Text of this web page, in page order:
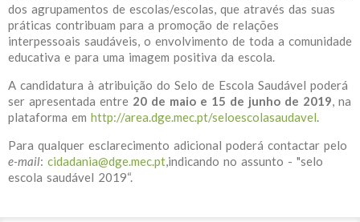
dos agrupamentos de escolas/escolas, que através das suas
práticas contribuam para a promoção de relações
interpessoais saudáveis, o envolvimento de toda a comunidade
educativa e para uma imagem positiva da escola.
A candidatura à atribuição do Selo de Escola Saudável poderá
ser apresentada entre 20 de maio e 15 de junho de 2019, na
plataforma em http://area.dge.mec.pt/seloescolasaudavel.
Para qualquer esclarecimento adicional poderá contactar pelo
e-mail: cidadania@dge.mec.pt,indicando no assunto - "selo
escola saudável 2019“.